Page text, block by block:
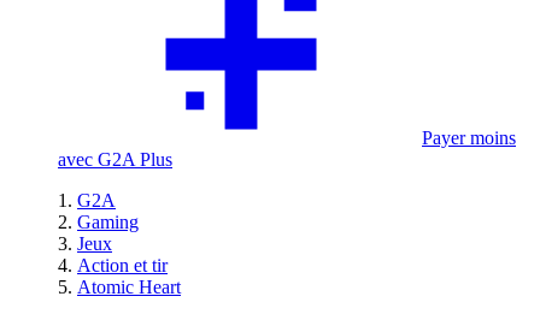
Payer moins
avec G2A Plus
G2A
Gaming
Jeux
Action et tir
Atomic Heart